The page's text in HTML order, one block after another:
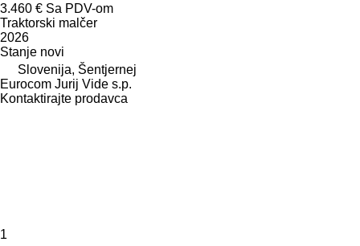
3.460 € Sa PDV-om
Traktorski malčer
2026
Stanje novi
Slovenija, Šentjernej
Eurocom Jurij Vide s.p.
Kontaktirajte prodavca
1